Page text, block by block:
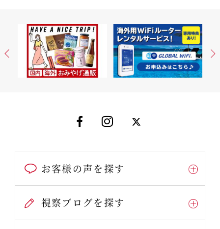
お客様の声を探す
視察ブログを探す